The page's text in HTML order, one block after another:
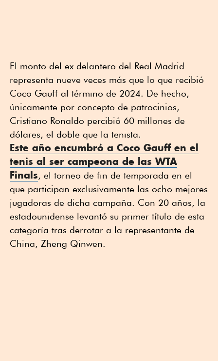
El monto del ex delantero del Real Madrid
representa nueve veces más que lo que recibió
Coco Gauff al término de 2024. De hecho,
únicamente por concepto de patrocinios,
Cristiano Ronaldo percibió 60 millones de
dólares, el doble que la tenista.
Este año encumbró a Coco Gauff en el
tenis al ser campeona de las WTA
Finals, el torneo de fin de temporada en el
que participan exclusivamente las ocho mejores
jugadoras de dicha campaña. Con 20 años, la
estadounidense levantó su primer título de esta
categoría tras derrotar a la representante de
China, Zheng Qinwen.